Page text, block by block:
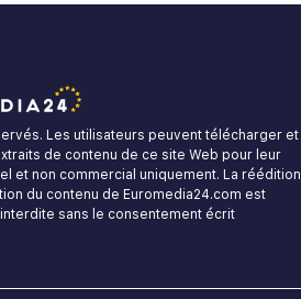
Les utilisateurs peuvent télécharger et
de contenu de ce site Web pour leur
et non commercial uniquement. La réédition
du contenu de Euromedia24.com est
sans le consentement écrit